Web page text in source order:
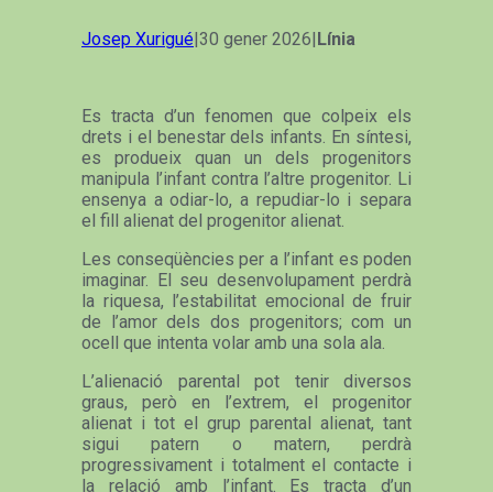
Josep Xurigué|30 gener 2026|Línia
Es tracta d’un fenomen que colpeix els
drets i el benestar dels infants. En síntesi,
es produeix quan un dels progenitors
manipula l’infant contra l’altre progenitor. Li
ensenya a odiar-lo, a repudiar-lo i separa
el fill alienat del progenitor alienat.
Les conseqüències per a l’infant es poden
imaginar. El seu desenvolupament perdrà
la riquesa, l’estabilitat emocional de fruir
de l’amor dels dos progenitors; com un
ocell que intenta volar amb una sola ala.
L’alienació parental pot tenir diversos
graus, però en l’extrem, el progenitor
alienat i tot el grup parental alienat, tant
sigui patern o matern, perdrà
progressivament i totalment el contacte i
la relació amb l’infant. Es tracta d’un